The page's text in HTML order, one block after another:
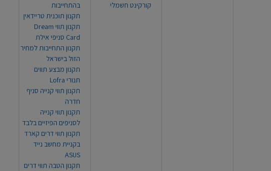
קורקינט חשמלי
בהתחייבות
תקנון תוכנית טריידאין
תקנון תווי Dream
Card סניפי אילת
תקנון התחייבות למחיר
הזול בישראל
תקנון מבצע תווים
תנורי Lofra
תקנון תווי קנייה סניף
חדרה
תקנון תווי קנייה
לסניפים הפיזיים בלבד
תקנון תווי דרים קארד
בקניית מחשב נייד
ASUS
תקנון הטבה תווי דרים